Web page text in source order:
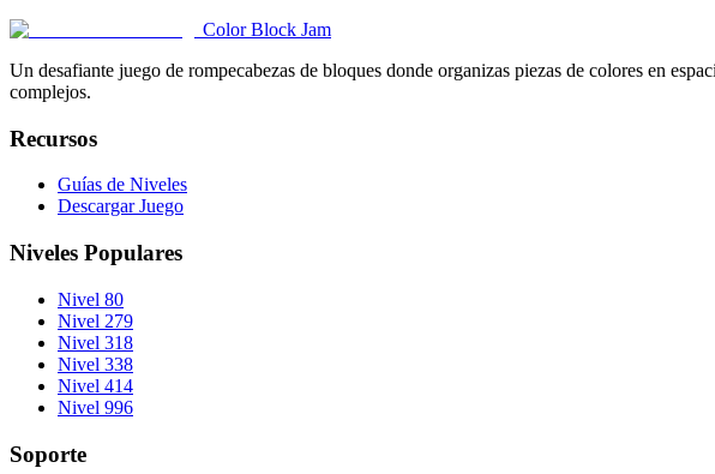
Color Block Jam
Un desafiante juego de rompecabezas de bloques donde organizas piezas de colores en
complejos.
Recursos
Guías de Niveles
Descargar Juego
Niveles Populares
Nivel 80
Nivel 279
Nivel 318
Nivel 338
Nivel 414
Nivel 996
Soporte